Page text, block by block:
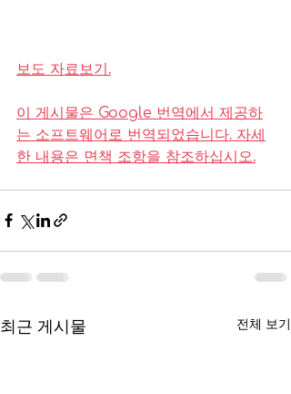
보도 자료보기.
이 게시물은 Google 번역에서 제공하
는 소프트웨어로 번역되었습니다. 자세
한 내용은 면책 조항을 참조하십시오.
최근 게시물 전체 보기